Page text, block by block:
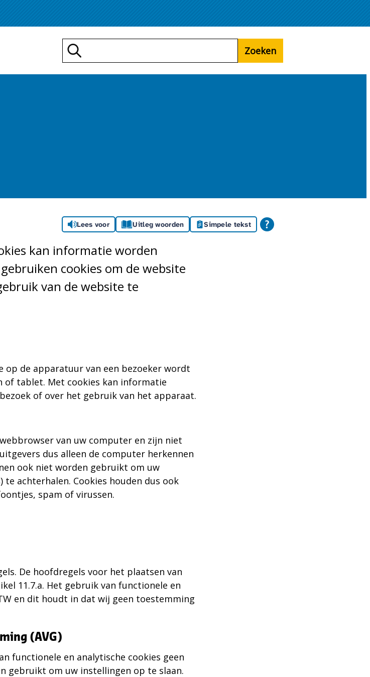
Zoeken Zoeken
Lees voor Uitleg woorden Simpele tekst
kan informatie worden
cookies om de website
van de website te
op de apparatuur van een bezoeker wordt
of tablet. Met cookies kan informatie
of over het gebruik van het apparaat.
van uw computer en zijn niet
dus alleen de computer herkennen
ook niet worden gebruikt om uw
achterhalen. Cookies houden dus ook
spam of virussen.
De hoofdregels voor het plaatsen van
11.7.a. Het gebruik van functionele en
en dit houdt in dat wij geen toestemming
(AVG)
functionele en analytische cookies geen
gebruikt om uw instellingen op te slaan.